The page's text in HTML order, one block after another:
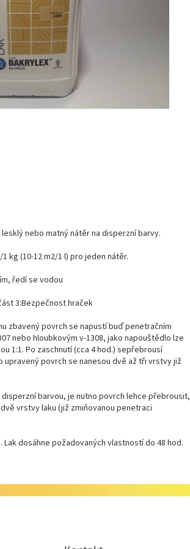
nebo matný nátěr na disperzní barvy.
kg (10-12 m2/1 l) pro jeden nátěr.
ředí se vodou
3:Bezpečnost hraček
zbavený povrch se napustí buď penetračním
nebo hloubkovým v-1308, jako napouštědlo lze
1:1. Po zaschnutí (cca 4 hod.) sepřebrousí
upravený povrch se nanesou dvě až tři vrstvy již
barvou, je nutno povrch lehce přebrousit,
vrstvy laku (již zmiňovanou penetraci
Lak dosáhne požadovaných vlastností do 48 hod.